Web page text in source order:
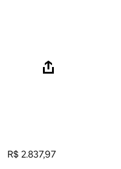
R$ 2.837,97